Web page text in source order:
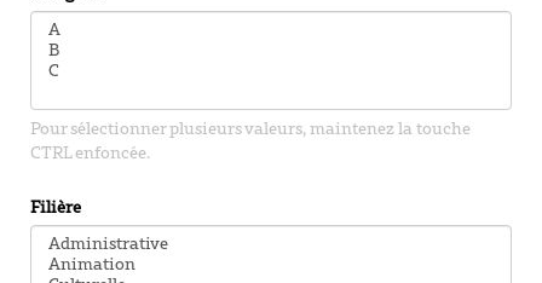
Pour sélectionner plusieurs valeurs, maintenez la touche
CTRL enfoncée.
Filière